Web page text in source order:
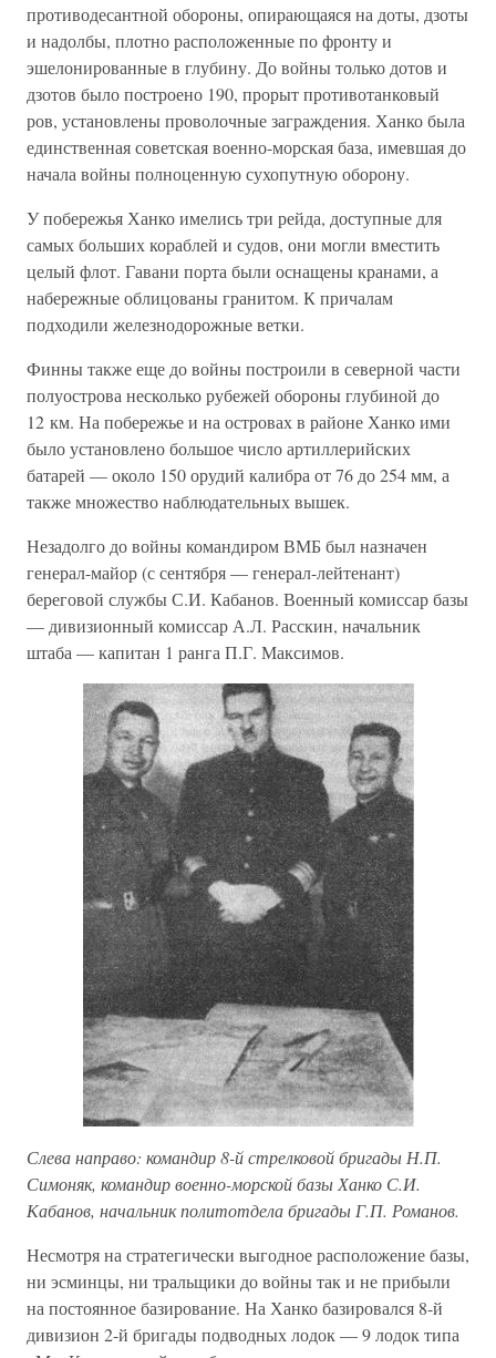
противодесантной обороны, опирающаяся на доты, дзоты
и надолбы, плотно расположенные по фронту и
эшелонированные в глубину. До войны только дотов и
дзотов было построено 190, прорыт противотанковый
ров, установлены проволочные заграждения. Ханко была
единственная советская военно-морская база, имевшая до
начала войны полноценную сухопутную оборону.
У побережья Ханко имелись три рейда, доступные для
самых больших кораблей и судов, они могли вместить
целый флот. Гавани порта были оснащены кранами, а
набережные облицованы гранитом. К причалам
подходили железнодорожные ветки.
Финны также еще до войны построили в северной части
полуострова несколько рубежей обороны глубиной до
12 км. На побережье и на островах в районе Ханко ими
было установлено большое число артиллерийских
батарей — около 150 орудий калибра от 76 до 254 мм, а
также множество наблюдательных вышек.
Незадолго до войны командиром ВМБ был назначен
генерал-майор (с сентября — генерал-лейтенант)
береговой службы С.И. Кабанов. Военный комиссар базы
— дивизионный комиссар А.Л. Расскин, начальник
штаба — капитан 1 ранга П.Г. Максимов.
Слева направо: командир 8-й стрелковой бригады Н.П.
Симоняк, командир военно-морской базы Ханко С.И.
Кабанов, начальник политотдела бригады Г.П. Романов.
Несмотря на стратегически выгодное расположение базы,
ни эсминцы, ни тральщики до войны так и не прибыли
на постоянное базирование. На Ханко базировался 8-й
дивизион 2-й бригады подводных лодок — 9 лодок типа